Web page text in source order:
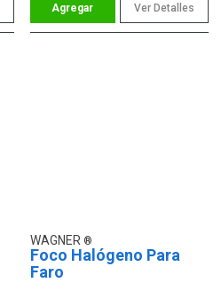
Ver Detalles
WAGNER
Foco Halógeno Para
Faro